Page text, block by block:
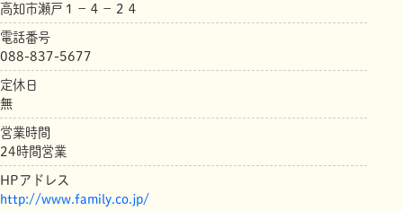
高知市瀬戸１－４－２４
電話番号
088-837-5677
定休日
無
営業時間
24時間営業
HPアドレス
http://www.family.co.jp/